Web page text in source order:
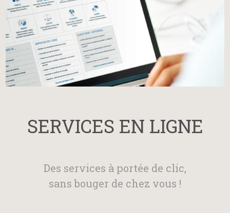
SERVICES EN LIGNE
Des services à portée de clic,
sans bouger de chez vous !